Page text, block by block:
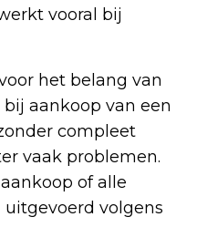
vooral bij
het belang van
aankoop van een
compleet
vaak problemen.
of alle
volgens